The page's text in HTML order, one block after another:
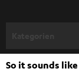
e
HEIMKINO
Unternehmen
So it sounds